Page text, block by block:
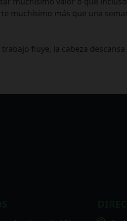
muchísimo más que una
fluye, la cabeza